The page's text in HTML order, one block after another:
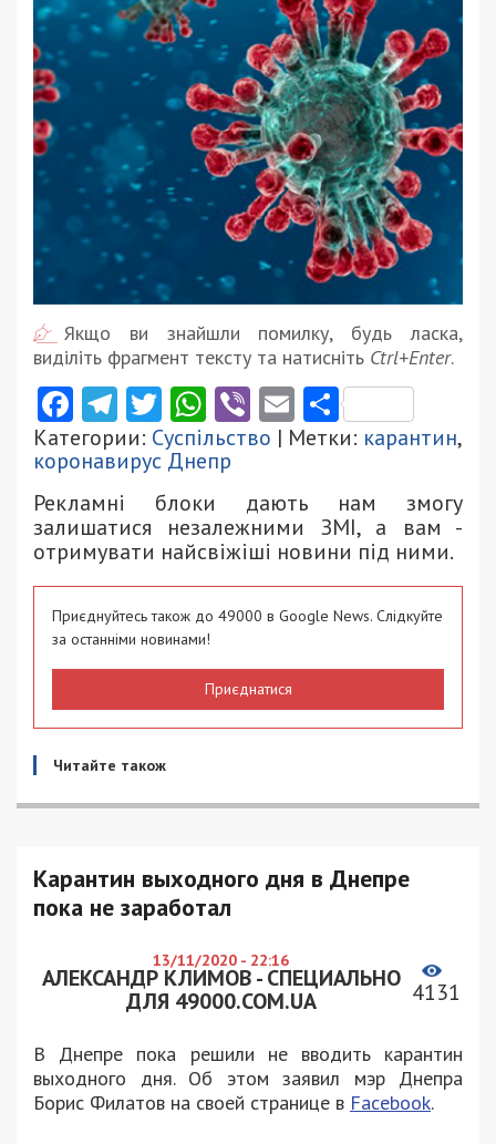
Якщо ви знайшли помилку, будь ласка,
виділіть фрагмент тексту та натисніть Ctrl+Enter.
Facebook
Telegram
Twitter
WhatsApp
ViberEmail
Категории: Суспільство | Метки: карантин,
коронавирус Днепр
Рекламні блоки дають нам змогу
залишатися незалежними ЗМІ, а вам -
отримувати найсвіжіші новини під ними.
Приєднуйтесь також до 49000 в Google News. Слідкуйте
за останніми новинами!
Приєднатися
Читайте також
Карантин выходного дня в Днепре
пока не заработал
13/11/2020 - 22:16
АЛЕКСАНДР КЛИМОВ - СПЕЦИАЛЬНО
ДЛЯ 49000.COM.UA
4131
В Днепре пока решили не вводить карантин
выходного дня. Об этом заявил мэр Днепра
Борис Филатов на своей странице в Facebook.